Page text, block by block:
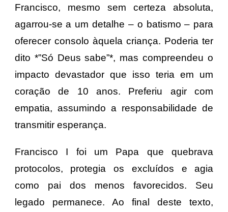
Francisco, mesmo sem certeza absoluta,
agarrou-se a um detalhe – o batismo – para
oferecer consolo àquela criança. Poderia ter
dito *”Só Deus sabe”*, mas compreendeu o
impacto devastador que isso teria em um
coração de 10 anos. Preferiu agir com
empatia, assumindo a responsabilidade de
transmitir esperança.
Francisco I foi um Papa que quebrava
protocolos, protegia os excluídos e agia
como pai dos menos favorecidos. Seu
legado permanece. Ao final deste texto,